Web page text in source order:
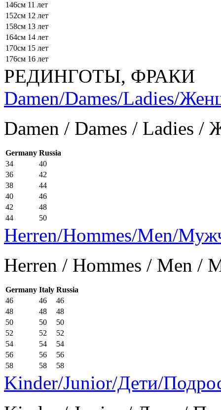
146см 11 лет
152см 12 лет
158см 13 лет
164см 14 лет
170см 15 лет
176см 16 лет
РЕДИНГОТЫ, ФРАКИ
Damen/Dames/Ladies/
Damen / Dames / Ladies
Germany Russia
34
40
36
42
38
44
40
46
42
48
44
50
Herren/Hommes/Men/
Herren / Hommes / Men /
Germany Italy Russia
46
46
46
48
48
48
50
50
50
52
52
52
54
54
54
56
56
56
58
58 58
Kinder/Junior/Дети/